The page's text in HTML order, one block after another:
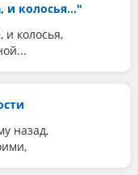
колосья..."
колосья,
назад,